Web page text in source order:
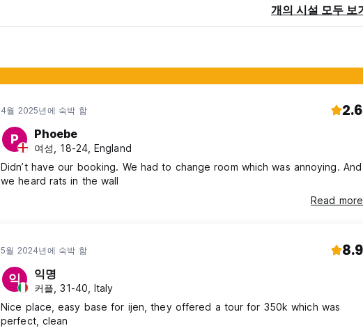
개의 시설 모두 보
4월 2025년에 숙박 함 2.6
P Phoebe
여성, 18-24, England
Didn’t have our booking. We had to change room which was annoying. And
we heard rats in the wall
Read more
5월 2024년에 숙박 함 8.9
익 익명
커플, 31-40, Italy
Nice place, easy base for ijen, they offered a tour for 350k which was
perfect, clean